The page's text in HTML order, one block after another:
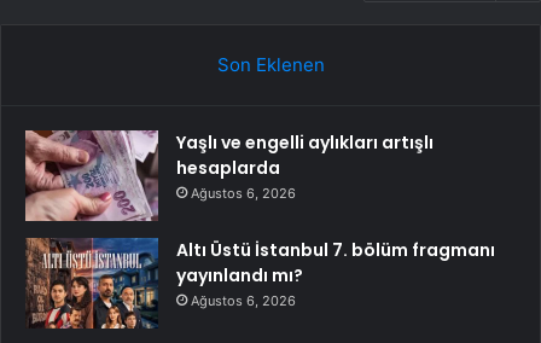
Son Eklenen
Yaşlı ve engelli aylıkları artışlı
hesaplarda
Ağustos 6, 2026
Altı Üstü İstanbul 7. bölüm fragmanı
yayınlandı mı?
Ağustos 6, 2026